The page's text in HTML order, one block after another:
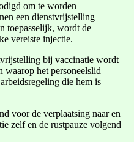
om te worden
een dienstvrijstelling
toepasselijk, wordt de
vereiste injectie.
bij vaccinatie wordt
waarop het personeelslid
die hem is
voor de verplaatsing naar en
zelf en de rustpauze volgend